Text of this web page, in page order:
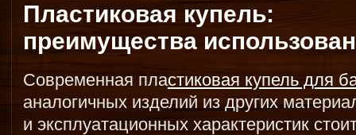
Пластиковая купель:
преимущества
Современная пластиковая купель для
аналогичных изделий из других
и эксплуатационных характеристик